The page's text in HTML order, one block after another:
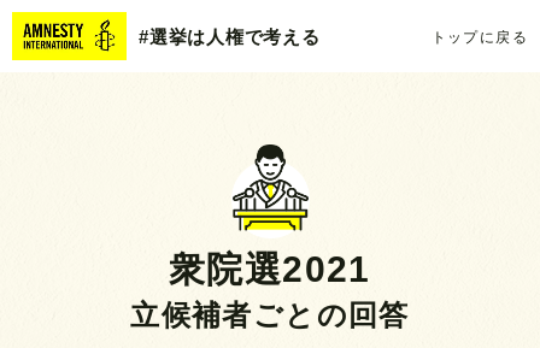
#選挙は人権で考える トップに戻る
衆院選2021
立候補者ごとの回答